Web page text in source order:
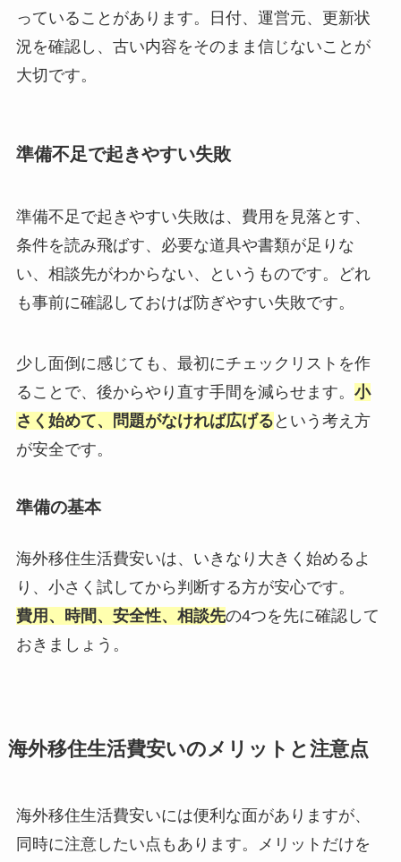
っていることがあります。日付、運営元、更新状
況を確認し、古い内容をそのまま信じないことが
大切です。
準備不足で起きやすい失敗
準備不足で起きやすい失敗は、費用を見落とす、
条件を読み飛ばす、必要な道具や書類が足りな
い、相談先がわからない、というものです。どれ
も事前に確認しておけば防ぎやすい失敗です。
少し面倒に感じても、最初にチェックリストを作
ることで、後からやり直す手間を減らせます。 小
さく始めて、問題がなければ広げる という考え方
が安全です。
準備の基本
海外移住生活費安いは、いきなり大きく始めるよ
り、小さく試してから判断する方が安心です。
費用、時間、安全性、相談先の4つを先に確認して
おきましょう。
海外移住生活費安いのメリットと注意点
海外移住生活費安いには便利な面がありますが、
同時に注意したい点もあります。メリットだけを